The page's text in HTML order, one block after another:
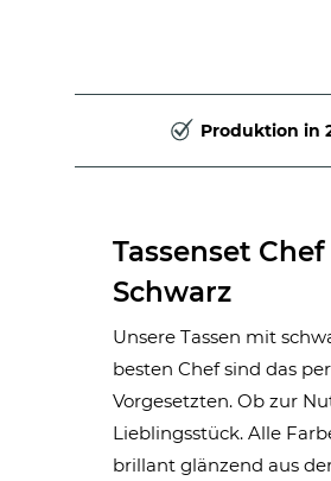
Produktion in
Tassenset
Schwarz
Unsere Tassen mit
besten Chef sind das
Vorgesetzten. Ob zur
Lieblingsstück. Alle
brillant glänzend aus